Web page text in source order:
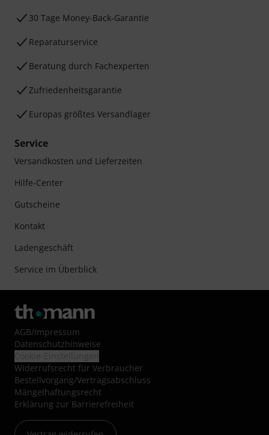
30 Tage Money-Back-Garantie
Reparaturservice
Beratung durch Fachexperten
Zufriedenheitsgarantie
Europas größtes Versandlager
Service
Versandkosten und Lieferzeiten
Hilfe-Center
Gutscheine
Kontakt
Ladengeschäft
Service im Überblick
AGB/Impressum
Datenschutzhinweise
Widerrufsrecht für Verbraucher
Bestellvorgang/Vertragsabschluss
Mängelhaftungsrecht
Erklärung zur Barrierefreiheit